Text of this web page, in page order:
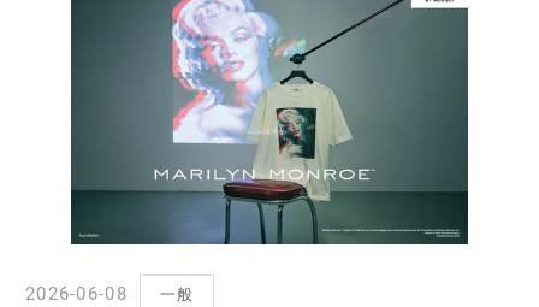
2026-06-08 一般